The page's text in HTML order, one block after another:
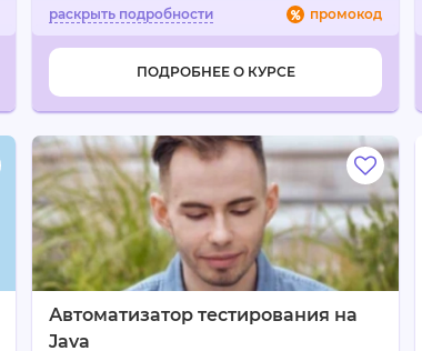
промокод
ПОДРОБНЕЕ О КУРСЕ
Автоматизатор тестирования на
Java